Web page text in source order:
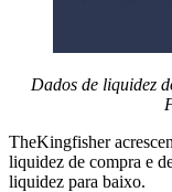
Dados de liquidez
TheKingfisher
liquidez de compra e
liquidez para baixo.